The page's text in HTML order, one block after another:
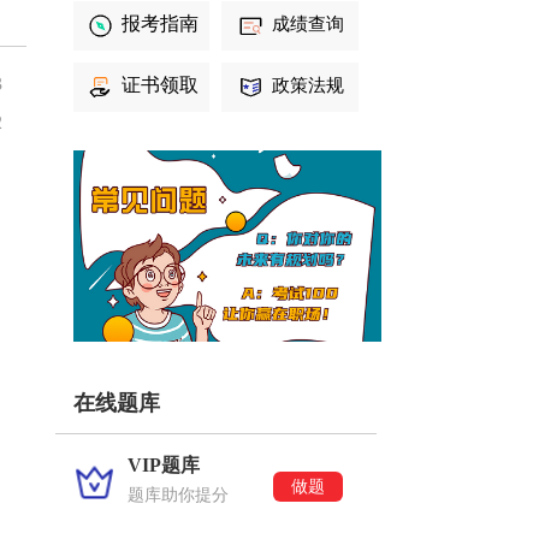
报考指南
证书领取
成绩查询
政策法规
在线题库
VIP题库
题库助你提分 做题